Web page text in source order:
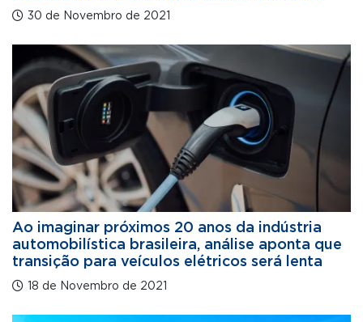
30 de Novembro de 2021
Ao imaginar próximos 20 anos da indústria
automobilística brasileira, análise aponta que
transição para veículos elétricos será lenta
18 de Novembro de 2021